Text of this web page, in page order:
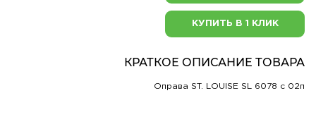
КУПИТЬ В 1 КЛИК
КРАТКОЕ ОПИСАНИЕ ТОВАРА
Оправа ST. LOUISE SL 6078 c 02п